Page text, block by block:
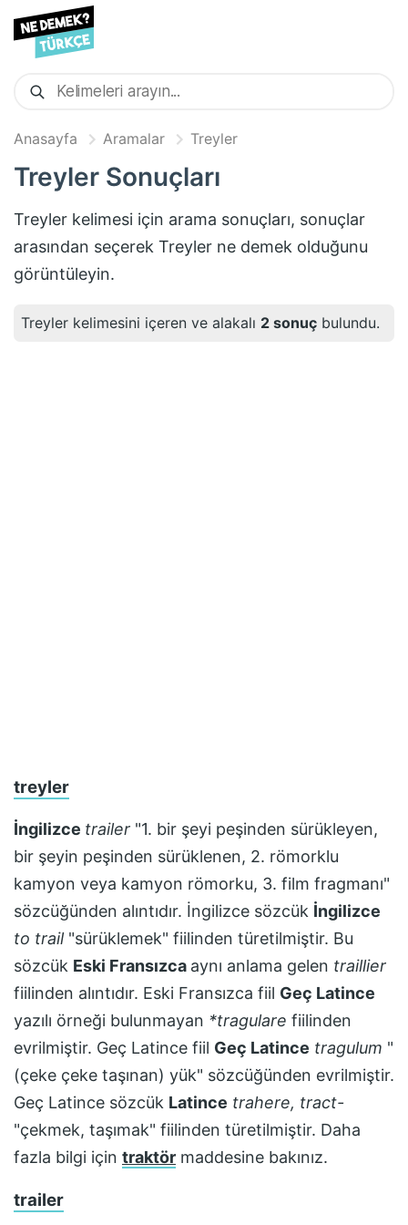
Anasayfa Aramalar Treyler
Treyler Sonuçları
Treyler kelimesi için arama sonuçları, sonuçlar
arasından seçerek Treyler ne demek olduğunu
görüntüleyin.
Treyler kelimesini içeren ve alakalı 2 sonuç bulundu.
treyler
İngilizce trailer "1. bir şeyi peşinden sürükleyen,
bir şeyin peşinden sürüklenen, 2. römorklu
kamyon veya kamyon römorku, 3. film fragmanı"
sözcüğünden alıntıdır. İngilizce sözcük İngilizce
to trail"sürüklemek" fiilinden türetilmiştir. Bu
sözcük Eski Fransızca aynı anlama gelen traillier
fiilinden alıntıdır. Eski Fransızca fiil Geç Latince
yazılı örneği bulunmayan *tragulare fiilinden
evrilmiştir. Geç Latince fiil Geç Latince tragulum "
(çeke çeke taşınan) yük" sözcüğünden evrilmiştir.
Geç Latince sözcük Latince trahere, tract-
"çekmek, taşımak" fiilinden türetilmiştir. Daha
fazla bilgi için traktör maddesine bakınız.
trailer